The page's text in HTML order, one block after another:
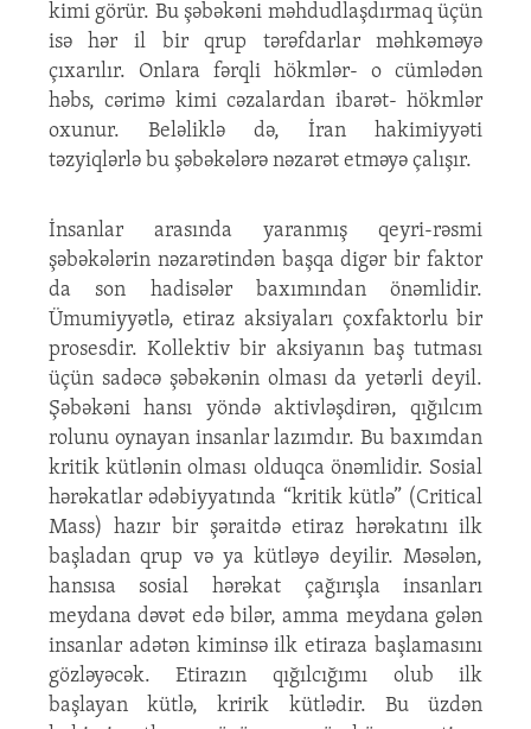
kimi görür. Bu şəbəkəni məhdudlaşdırmaq üçün
isə hər il bir qrup tərəfdarlar məhkəməyə
çıxarılır. Onlara fərqli hökmlər- o cümlədən
həbs, cərimə kimi cəzalardan ibarət- hökmlər
oxunur. Beləliklə də, İran hakimiyyəti
təzyiqlərlə bu şəbəkələrə nəzarət etməyə çalışır.
İnsanlar arasında yaranmış qeyri-rəsmi
şəbəkələrin nəzarətindən başqa digər bir faktor
da son hadisələr baxımından önəmlidir.
Ümumiyyətlə, etiraz aksiyaları çoxfaktorlu bir
prosesdir. Kollektiv bir aksiyanın baş tutması
üçün sadəcə şəbəkənin olması da yetərli deyil.
Şəbəkəni hansı yöndə aktivləşdirən, qığılcım
rolunu oynayan insanlar lazımdır. Bu baxımdan
kritik kütlənin olması olduqca önəmlidir. Sosial
hərəkatlar ədəbiyyatında “kritik kütlə” (Critical
Mass) hazır bir şəraitdə etiraz hərəkatını ilk
başladan qrup və ya kütləyə deyilir. Məsələn,
hansısa sosial hərəkat çağırışla insanları
meydana dəvət edə bilər, amma meydana gələn
insanlar adətən kiminsə ilk etiraza başlamasını
gözləyəcək. Etirazın qığılcığımı olub ilk
başlayan kütlə, kririk kütlədir. Bu üzdən